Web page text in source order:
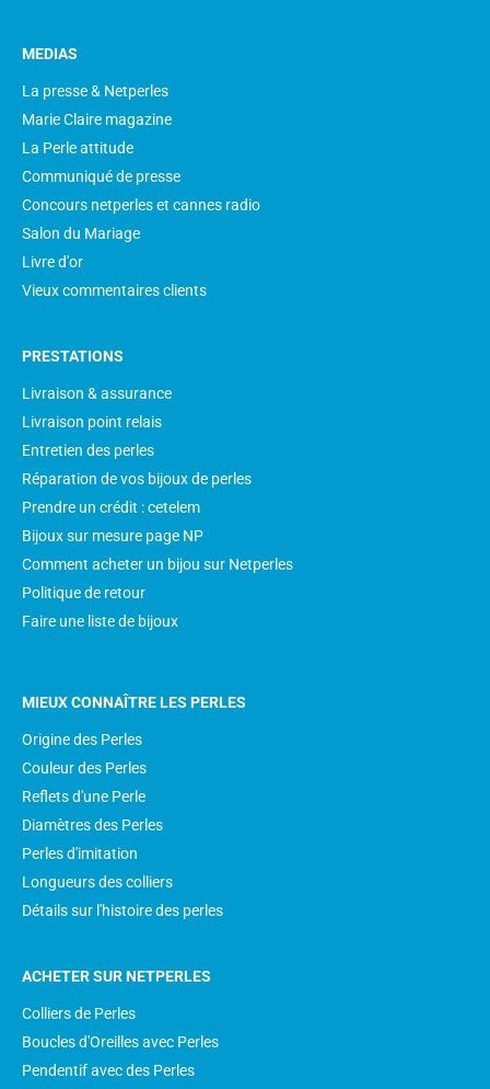
MEDIAS
La presse & Netperles
Marie Claire magazine
La Perle attitude
Communiqué de presse
Concours netperles et cannes radio
Salon du Mariage
Livre d'or
Vieux commentaires clients
PRESTATIONS
Livraison & assurance
Livraison point relais
Entretien des perles
Réparation de vos bijoux de perles
Prendre un crédit : cetelem
Bijoux sur mesure page NP
Comment acheter un bijou sur Netperles
Politique de retour
Faire une liste de bijoux
MIEUX CONNAÎTRE LES PERLES
Origine des Perles
Couleur des Perles
Reflets d'une Perle
Diamètres des Perles
Perles d'imitation
Longueurs des colliers
Détails sur l'histoire des perles
ACHETER SUR NETPERLES
Colliers de Perles
Boucles d'Oreilles avec Perles
Pendentif avec des Perles